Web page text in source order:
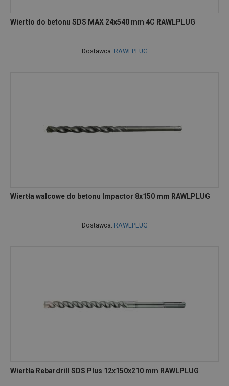
Wiertło do betonu SDS MAX 24x540 mm 4C RAWLPLUG
Dostawca: RAWLPLUG
Wiertła walcowe do betonu Impactor 8x150 mm RAWLPLUG
Dostawca: RAWLPLUG
Wiertła Rebardrill SDS Plus 12x150x210 mm RAWLPLUG